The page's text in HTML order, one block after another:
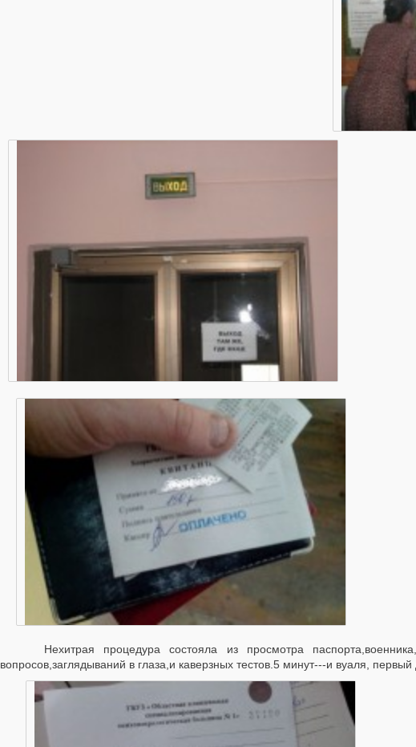
Нехитрая процедура состояла из просмотра
вопросов,заглядываний в глаза,и каверзных тестов.5 минут---и вуаля,